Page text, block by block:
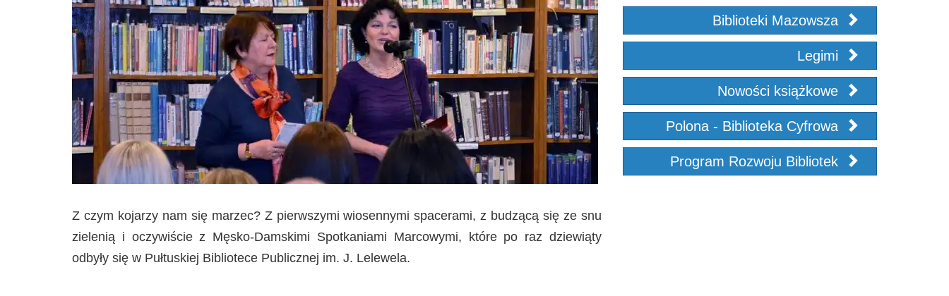
Z czym kojarzy nam się marzec? Z pierwszymi wiosennymi spacerami, z budzącą się ze snu
zielenią i oczywiście z Męsko-Damskimi Spotkaniami Marcowymi, które po raz dziewiąty
odbyły się w Pułtuskiej Bibliotece Publicznej im. J. Lelewela.
Biblioteki Mazowsza
Legimi
Nowości książkowe
Polona - Biblioteka Cyfrowa
Program Rozwoju Bibliotek